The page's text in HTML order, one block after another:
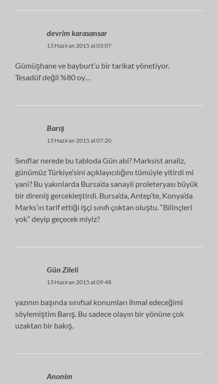
devrim karasansar
13 Haziran 2015 at 03:07
Gümüşhane ve bayburt’u bir tarikat yönetiyor.
Tesadüf değil %80 oy…
Barış
13 Haziran 2015 at 07:20
Sınıflar nerede bu tabloda Gün abi? Marksist analiz,
günümüz Türkiye’sini açıklayıcılığını tümüyle yitirdi mi
yani? Bu yakınlarda Bursa’da sanayii proleteryası büyük
bir direniş gercekleştirdi. Bursa’da, Antep’te, Konya’da
Marks’ın tarif ettiği işçi sınıfı çoktan oluştu. “Bilinçleri
yok” deyip geçecek miyiz?
Gün Zileli
13 Haziran 2015 at 09:48
yazının başında sınıfsal konumları ihmal edeceğimi
söylemiştim Barış. Bu sadece olayın bir yönüne çok
uzaktan bir bakış.
Anonim